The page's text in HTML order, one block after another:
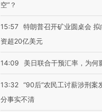
空”？
15:57 特朗普召开矿业圆桌会 拟
资超20亿美元
14:09 美日联合干预汇率，为何
13:32 “90后”农民工讨薪涉刑案
分事实不清